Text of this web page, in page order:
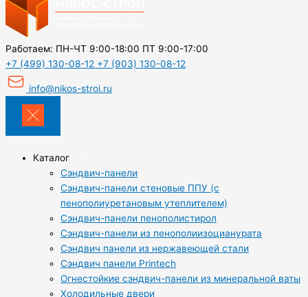
Работаем: ПН-ЧТ 9:00-18:00 ПТ 9:00-17:00
+7 (499) 130-08-12 +7 (903) 130-08-12
info@nikos-stroi.ru
Каталог
Сэндвич-панели
Сэндвич-панели стеновые ППУ (с
пенополиуретановым утеплителем)
Сэндвич-панели пенополистирол
Сэндвич-панели из пенополиизоцианурата
Сэндвич панели из нержавеющей стали
Сэндвич панели Printech
Огнестойкие сэндвич-панели из минеральной ваты
Холодильные двери